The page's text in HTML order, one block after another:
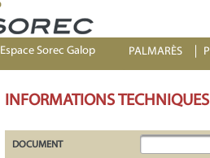
Espace Sorec Galop PALMARÈS
INFORMATIONS
DOCUMENT